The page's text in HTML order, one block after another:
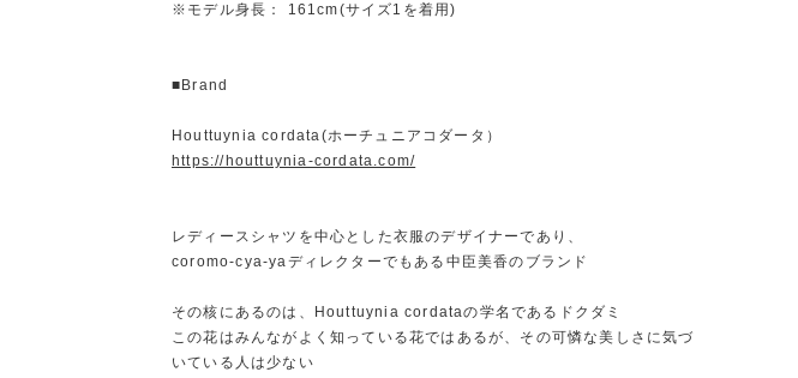
※モデル身長： 161cm(サイズ1を着用)
■Brand
Houttuynia cordata(ホーチュニアコダータ）
https://houttuynia-cordata.com/
レディースシャツを中心とした衣服のデザイナーであり、
coromo-cya-yaディレクターでもある中臣美香のブランド
その核にあるのは、Houttuynia cordataの学名であるドクダミ
この花はみんながよく知っている花ではあるが、その可憐な美しさに気づ
いている人は少ない